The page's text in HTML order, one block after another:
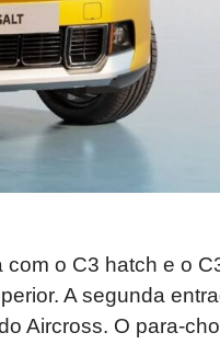
o C3 hatch e o
A segunda
Aircross. O para-